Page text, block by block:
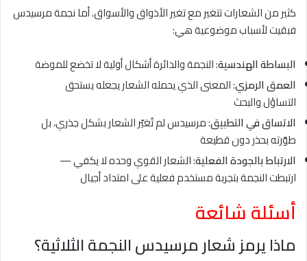
كثير من الشعارات تتغير مع تغير الأذواق والأسواق. أما نجمة مرسيدس
فبقيت لأسباب موضوعية هي:
البساطة الهندسية: النجمة والدائرة أشكال أولية لا تخضع للموضة
العمق الرمزي: المعنى الذي يحمله الشعار يجعله يستحق
التساؤل والبحث
الاتساق في التطبيق: مرسيدس لم تُغيّر الشعار بشكل جذري، بل
طوّرته بحذر دون قطيعة
الارتباط بالجودة الفعلية: الشعار القوي وحده لا يكفي —
ارتبطت النجمة بتجربة مستخدم فعلية على امتداد أجيال
أسئلة شائعة
ماذا يرمز شعار مرسيدس النجمة الثلاثية؟